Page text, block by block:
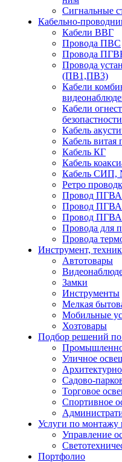
Сигнальные
Кабельно-
Кабели ВВГ
Провода ПВС
Провода
Провода
(ПВ1,ПВ3)
Кабели
Кабели
Кабель
Кабель витая
Кабель КГ
Кабель
Кабель СИП,
Ретро
Провод
Провод
Провод
Провода для
Провода
Инструмент,
Автотовары
Замки
Инструменты
Мелкая
Мобильные
Хозтовары
Подбор решений
Уличное
Садово-
Торговое
Спортивное
Услуги по монтажу
Управление
Портфолио